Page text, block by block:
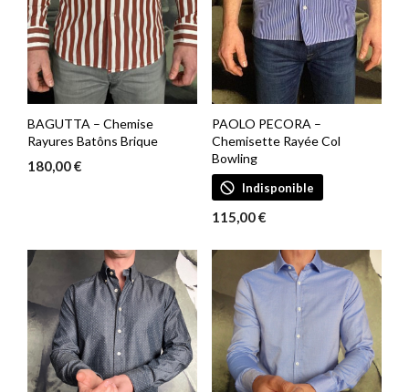
BAGUTTA – Chemise
Rayures Batôns Brique
180,00€
PAOLO PECORA –
Chemisette Rayée Col
Bowling
Indisponible
115,00€